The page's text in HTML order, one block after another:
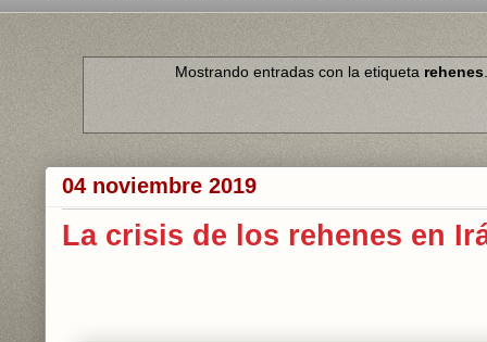
Mostrando entradas con la etiqueta rehenes
04 noviembre 2019
La crisis de los rehenes en